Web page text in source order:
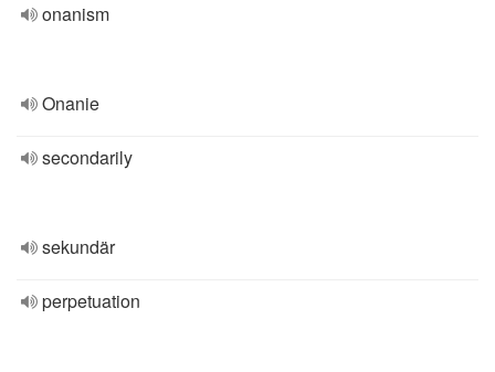
onanism
Onanie
secondarily
sekundär
perpetuation